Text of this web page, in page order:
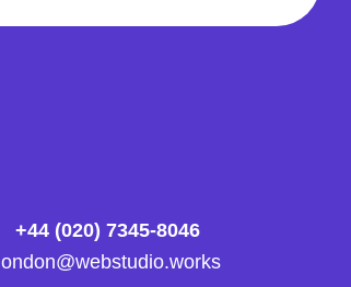
+44 (020) 7345-8046
london@webstudio.works